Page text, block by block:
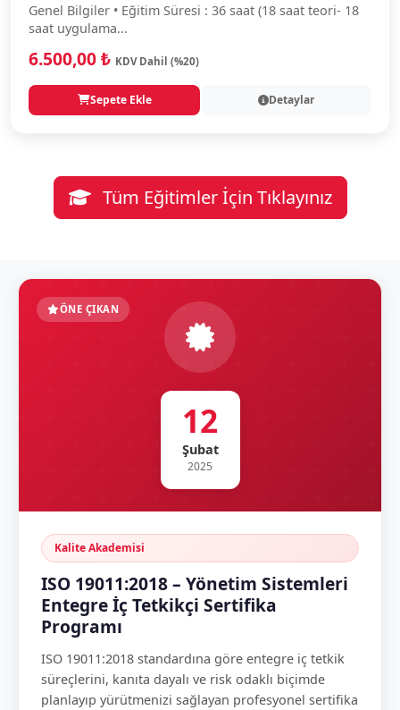
Genel Bilgiler • Eğitim Süresi : 36 saat (18 saat teori- 18
saat uygulama...
6.500,00 ₺ KDV Dahil (%20)
Sepete Ekle Detaylar
Tüm Eğitimler İçin Tıklayınız
ÖNE ÇIKAN
12
Şubat
2025
Kalite Akademisi
ISO 19011:2018 – Yönetim Sistemleri
Entegre İç Tetkikçi Sertifika
Programı
ISO 19011:2018 standardına göre entegre iç tetkik
süreçlerini, kanıta dayalı ve risk odaklı biçimde
planlayıp yürütmenizi sağlayan profesyonel sertifika